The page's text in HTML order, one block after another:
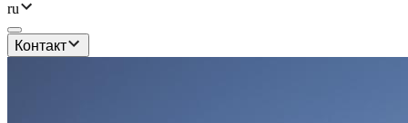
ru
Контакт